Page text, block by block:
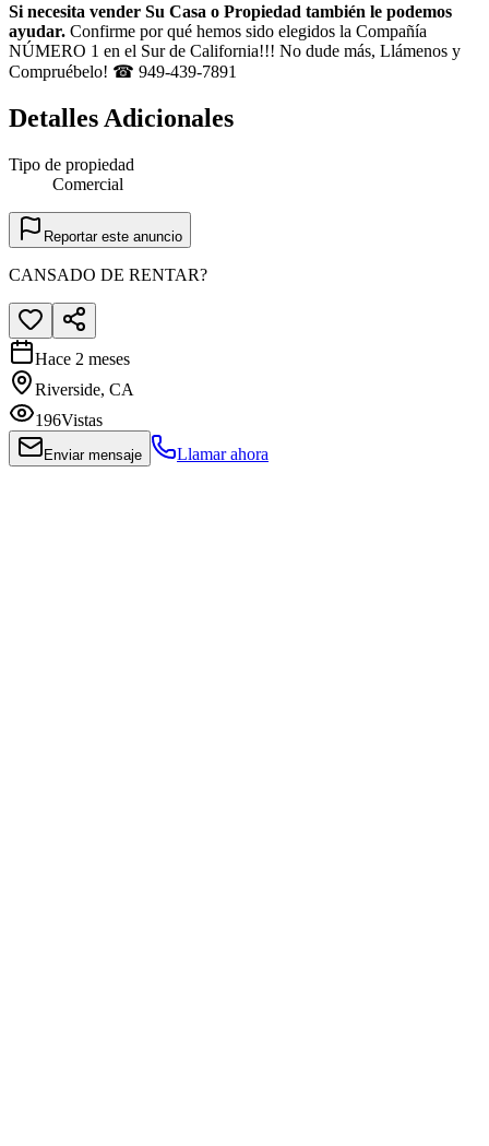
Si necesita vender Su Casa o Propiedad también le podemos
ayudar. Confirme por qué hemos sido elegidos la Compañía
NÚMERO 1 en el Sur de California!!! No dude más, Llámenos y
Compruébelo! ☎ 949-439-7891
Detalles Adicionales
Tipo de propiedad
Comercial
Reportar este anuncio
CANSADO DE RENTAR?
Hace 2 meses
Riverside, CA
196Vistas
Enviar mensaje Llamar ahora